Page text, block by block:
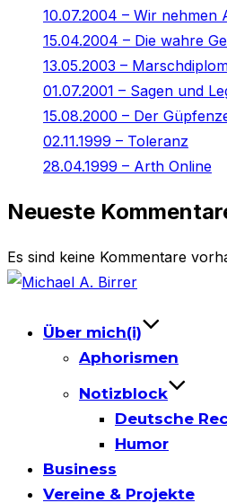
10.07.2004 – Wir
15.04.2004 – Die wahre
13.05.2003 –
01.07.2001 – Sagen und
15.08.2000 – Der
02.11.1999 – Toleranz
28.04.1999 – Arth Online
Neueste
Es sind keine Kommentare
Skip
contentÜber mich(i)
Aphorismen
Notizblock
Deutsche
Humor
Business
Vereine & Projekte